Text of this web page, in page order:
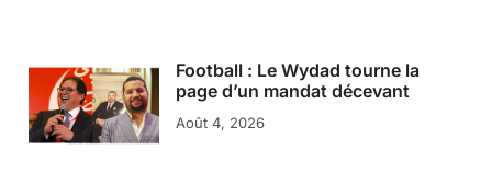
Football : Le Wydad tourne la
page d’un mandat décevant
Août 4, 2026